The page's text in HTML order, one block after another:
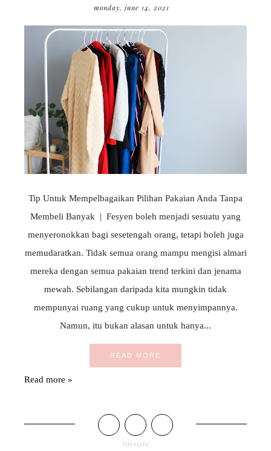
monday, june 14, 2021
Tip Untuk Mempelbagaikan Pilihan Pakaian Anda Tanpa
Membeli Banyak | Fesyen boleh menjadi sesuatu yang
menyeronokkan bagi sesetengah orang, tetapi boleh juga
memudaratkan. Tidak semua orang mampu mengisi almari
mereka dengan semua pakaian trend terkini dan jenama
mewah. Sebilangan daripada kita mungkin tidak
mempunyai ruang yang cukup untuk menyimpannya.
Namun, itu bukan alasan untuk hanya...
READ MORE
Read more »
lifestyle